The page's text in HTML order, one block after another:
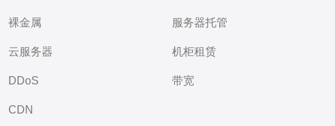
裸金属
云服务器
DDoS
CDN
服务器托管
机柜租赁
带宽